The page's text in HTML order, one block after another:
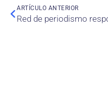
ARTÍCULO ANTERIOR